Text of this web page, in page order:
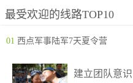
最受欢迎的线路TOP10
01 西点军事陆军7天夏令营
建立团队意识